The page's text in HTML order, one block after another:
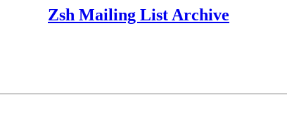
Zsh Mailing List Archive